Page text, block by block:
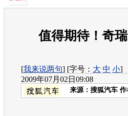
值得期待！奇
[我来说两句] [字号： 大 中 小]
2009年07月02日09:08
来源： 搜狐汽车 作